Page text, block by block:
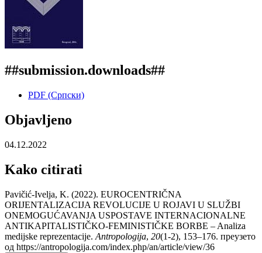
##submission.downloads##
PDF (Cрпски)
Objavljeno
04.12.2022
Kako citirati
Pavičić-Ivelja, K. (2022). EUROCENTRIČNA
ORIJENTALIZACIJA REVOLUCIJE U ROJAVI U SLUŽBI
ONEMOGUĆAVANJA USPOSTAVE INTERNACIONALNE
ANTIKAPITALISTIČKO-FEMINISTIČKE BORBE – Analiza
medijske reprezentacije. Antropologija, 20(1-2), 153–176. преузето
од https://antropologija.com/index.php/an/article/view/36